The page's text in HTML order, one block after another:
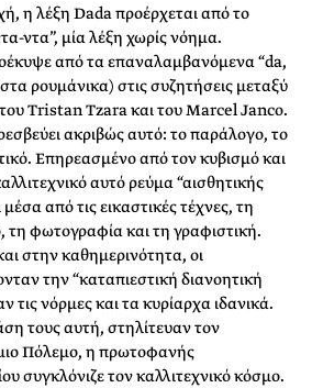
η λέξη Dada προέρχεται από το
ντα”, μία λέξη χωρίς νόημα.
από τα επαναλαμβανόμενα “da,
στα ρουμάνικα) στις συζητήσεις μεταξύ
Tristan Tzara και του Marcel Janco.
ακριβώς αυτό: το παράλογο, το
Επηρεασμένο από τον κυβισμό και
αυτό ρεύμα “αισθητικής
από τις εικαστικές τέχνες, τη
τη φωτογραφία και τη γραφιστική.
στην καθημερινότητα, οι
την “καταπιεστική διανοητική
τις νόρμες και τα κυρίαρχα ιδανικά.
τους αυτή, στηλίτευαν τον
Πόλεμο, η πρωτοφανής
συγκλόνιζε τον καλλιτεχνικό κόσμο.